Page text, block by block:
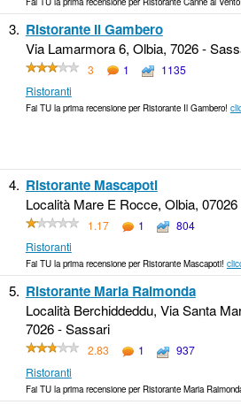
3. Ristorante Il Gambero
Via Lamarmora 6, Olbia, 7026 -
3 1
1135
Ristoranti
Fai TU la prima recensione per Ristorante Il Gambero!
4. Ristorante Mascapoti
Località Mare E Rocce, Olbia,
1.17 1
804
Ristoranti
Fai TU la prima recensione per Ristorante Mascapoti!
5. Ristorante Maria Raimonda
Località Berchiddeddu, Via Santa
7026 - Sassari
2.83 1
937
Ristoranti
Fai TU la prima recensione per Ristorante Maria